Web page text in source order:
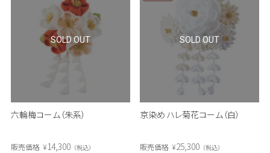
六輪梅コーム（朱系）
販売価格 ¥14,300 税込
SOLD OUT
京染め ハレ菊花コーム（白）
販売価格 ¥25,300 税込
SOLD OUT